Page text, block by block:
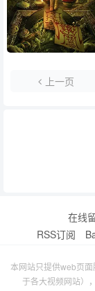
上一页
在线
RSS订阅
本网站只提供web页
于各大视频网站）